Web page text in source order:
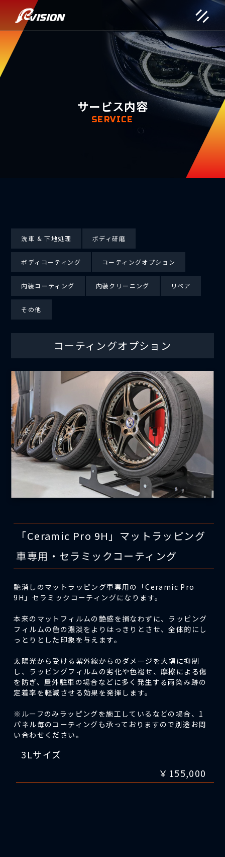
サービス内容
SERVICE
洗車 & 下地処理 ボディ研磨
ボディコーティング コーティングオプション
内装コーティング 内装クリーニング リペア
その他
コーティングオプション
「Ceramic Pro 9H」マットラッピング
車専用・セラミックコーティング
艶消しのマットラッピング車専用の「Ceramic Pro
9H」セラミックコーティングになります。
本来のマットフィルムの艶感を損なわずに、ラッピング
フィルムの色の濃淡をよりはっきりとさせ、全体的にし
っとりとした印象を与えます。
太陽光から受ける紫外線からのダメージを大幅に抑制
し、ラッピングフィルムの劣化や色褪せ、摩擦による傷
を防ぎ、屋外駐車の場合などに多く発生する雨染み跡の
定着率を軽減させる効果を発揮します。
※ルーフのみラッピングを施工しているなどの場合、1
パネル毎のコーティングも承っておりますので別途お問
い合わせください。
3Lサイズ
￥155,000